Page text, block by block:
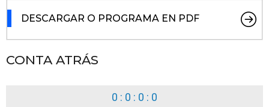
DESCARGAR O PROGRAMA EN PDF
CONTA ATRÁS
0 : 0 : 0 : 0